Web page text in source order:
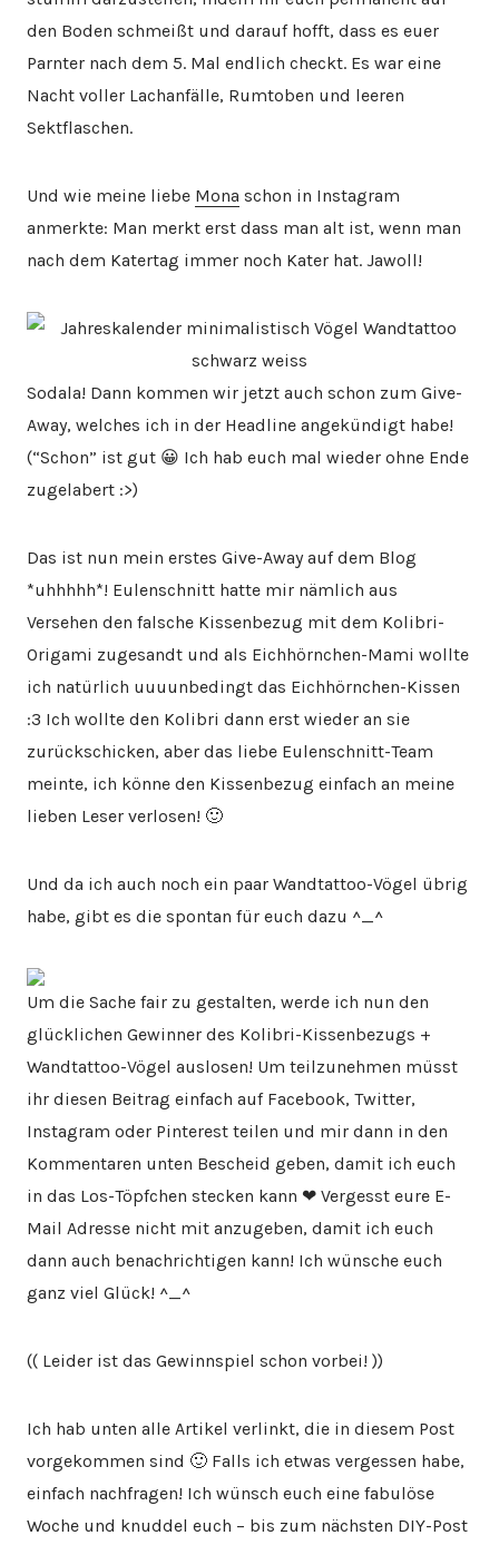
den Boden schmeißt und darauf hofft, dass es euer
Parnter nach dem 5. Mal endlich checkt. Es war eine
Nacht voller Lachanfälle, Rumtoben und leeren
Sektflaschen.
Und wie meine liebe Mona schon in Instagram
anmerkte: Man merkt erst dass man alt ist, wenn man
nach dem Katertag immer noch Kater hat. Jawoll!
Sodala! Dann kommen wir jetzt auch schon zum Give-
Away, welches ich in der Headline angekündigt habe!
(“Schon” ist gut 😀 Ich hab euch mal wieder ohne Ende
zugelabert :>)
Das ist nun mein erstes Give-Away auf dem Blog
*uhhhhh*! Eulenschnitt hatte mir nämlich aus
Versehen den falsche Kissenbezug mit dem Kolibri-
Origami zugesandt und als Eichhörnchen-Mami wollte
ich natürlich uuuunbedingt das Eichhörnchen-Kissen
:3 Ich wollte den Kolibri dann erst wieder an sie
zurückschicken, aber das liebe Eulenschnitt-Team
meinte, ich könne den Kissenbezug einfach an meine
lieben Leser verlosen! 🙂
Und da ich auch noch ein paar Wandtattoo-Vögel übrig
habe, gibt es die spontan für euch dazu ^_^
Um die Sache fair zu gestalten, werde ich nun den
glücklichen Gewinner des Kolibri-Kissenbezugs +
Wandtattoo-Vögel auslosen! Um teilzunehmen müsst
ihr diesen Beitrag einfach auf Facebook, Twitter,
Instagram oder Pinterest teilen und mir dann in den
Kommentaren unten Bescheid geben, damit ich euch
in das Los-Töpfchen stecken kann ❤ Vergesst eure E-
Mail Adresse nicht mit anzugeben, damit ich euch
dann auch benachrichtigen kann! Ich wünsche euch
ganz viel Glück! ^_^
(( Leider ist das Gewinnspiel schon vorbei! ))
Ich hab unten alle Artikel verlinkt, die in diesem Post
vorgekommen sind 🙂 Falls ich etwas vergessen habe,
einfach nachfragen! Ich wünsch euch eine fabulöse
Woche und knuddel euch – bis zum nächsten DIY-Post